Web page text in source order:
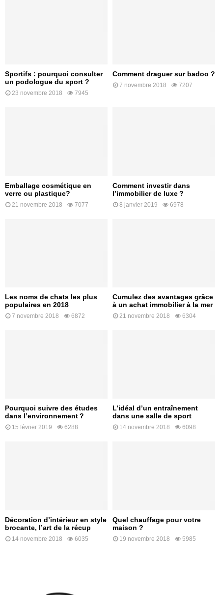
Sportifs : pourquoi consulter
un podologue du sport ?
23 novembre 2018 7945
Comment draguer sur badoo ?
7 novembre 2018 7207
Emballage cosmétique en
verre ou plastique?
21 novembre 2018 7077
Comment investir dans
l’immobilier de luxe ?
8 janvier 2019 6978
Les noms de chats les plus
populaires en 2018
7 novembre 2018 6872
Cumulez des avantages grâce
à un achat immobilier à la mer
21 novembre 2018 6304
Pourquoi suivre des études
dans l’environnement ?
15 février 2019 6288
L’idéal d’un entraînement
dans une salle de sport
14 novembre 2018 6098
Décoration d’intérieur en style
brocante, l’art de la récup
14 novembre 2018 6035
Quel chauffage pour votre
maison ?
19 novembre 2018 5985